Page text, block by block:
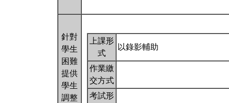
針對
學生
困難
提供
學生
調整
上課形
式
以錄影輔助
作業繳
交方式
考試形